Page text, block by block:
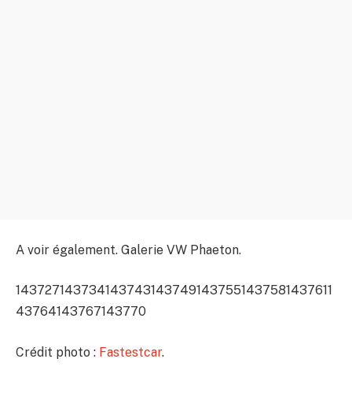
A voir également. Galerie VW Phaeton.
1437271437341437431437491437551437581437611
43764143767143770
Crédit photo : Fastestcar.